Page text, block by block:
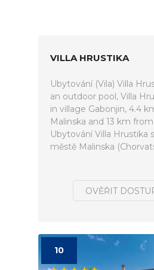
VILLA HRUSTIKA
Ubytování (Vila) Villa
an outdoor pool, Villa
in village Gabonjin, 4.4
Malinska and 13 km
Ubytování Villa Hrustika
městě Malinska
OVĚŘIT
10